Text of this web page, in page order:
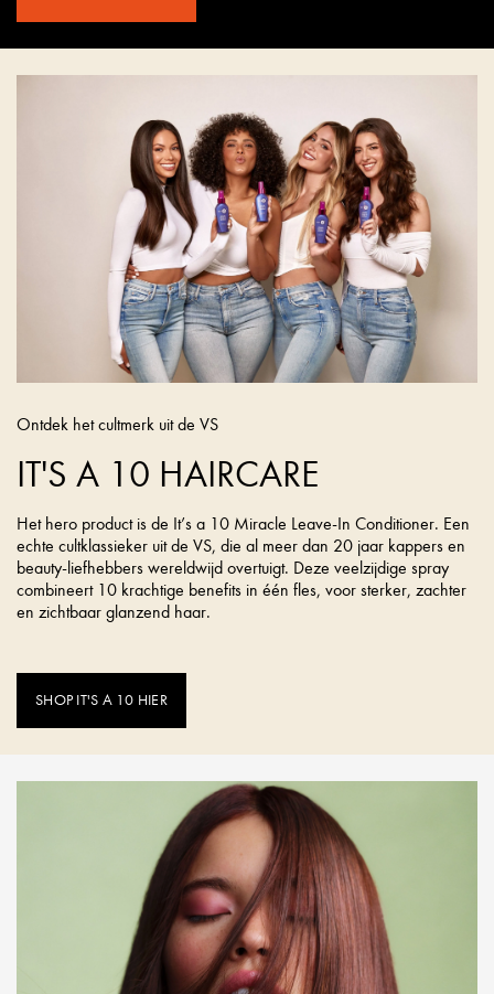
Ontdek het cultmerk uit de VS
IT'S A 10 HAIRCARE
Het hero product is de It’s a 10 Miracle Leave-In Conditioner. Een
echte cultklassieker uit de VS, die al meer dan 20 jaar kappers en
beauty-liefhebbers wereldwijd overtuigt. Deze veelzijdige spray
combineert 10 krachtige benefits in één fles, voor sterker, zachter
en zichtbaar glanzend haar.
SHOP IT'S A 10 HIER